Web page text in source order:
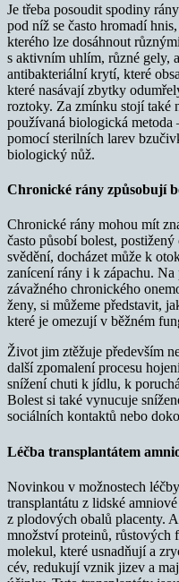
Je třeba posoudit spodiny
pod níž se často hromadí
kterého lze dosáhnout
s aktivním uhlím, různé gely,
antibakteriální krytí, které
které nasávají zbytky
roztoky. Za zmínku stojí také
používaná biologická metoda
pomocí sterilních larev
biologický nůž.
Chronické rány způsobují
Chronické rány mohou mít
často působí bolest,
svědění, docházet může k
zanícení rány i k zápachu.
závažného chronického
ženy, si můžeme představit,
které je omezují v běžném
Život jim ztěžuje především
další zpomalení procesu
snížení chuti k jídlu, k
Bolest si také vynucuje
sociálních kontaktů nebo
Léčba transplantátem
Novinkou v možnostech
transplantátu z lidské
z plodových obalů placenty.
množství proteinů, růstových
molekul, které usnadňují a
cév, redukují vznik jizev a